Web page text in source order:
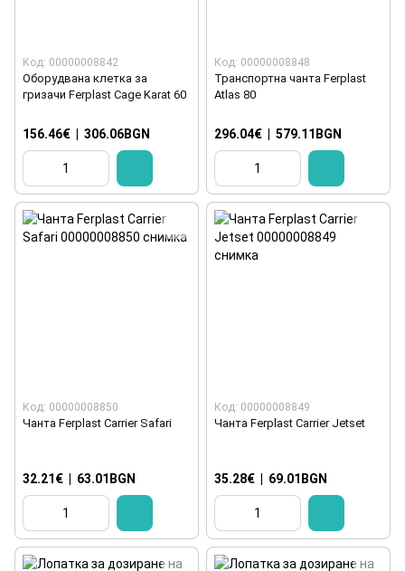
Код: 00000008842
Оборудвана клетка за
гризачи Ferplast Cage Karat 60
156.46€ 306.06BGN
Код: 00000008848
Транспортна чанта Ferplast
Atlas 80
296.04€ 579.11BGN
Код: 00000008850
Чанта Ferplast Carrier Safari
32.21€ 63.01BGN
Код: 00000008849
Чанта Ferplast Carrier Jetset
35.28€ 69.01BGN